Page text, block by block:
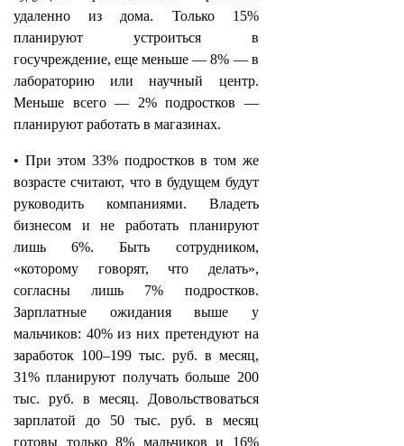
удаленно из дома. Только 15%
планируют устроиться в
госучреждение, еще меньше — 8% — в
лабораторию или научный центр.
Меньше всего — 2% подростков —
планируют работать в магазинах.
• При этом 33% подростков в том же
возрасте считают, что в будущем будут
руководить компаниями. Владеть
бизнесом и не работать планируют
лишь 6%. Быть сотрудником,
«которому говорят, что делать»,
согласны лишь 7% подростков.
Зарплатные ожидания выше у
мальчиков: 40% из них претендуют на
заработок 100–199 тыс. руб. в месяц,
31% планируют получать больше 200
тыс. руб. в месяц. Довольствоваться
зарплатой до 50 тыс. руб. в месяц
готовы только 8% мальчиков и 16%